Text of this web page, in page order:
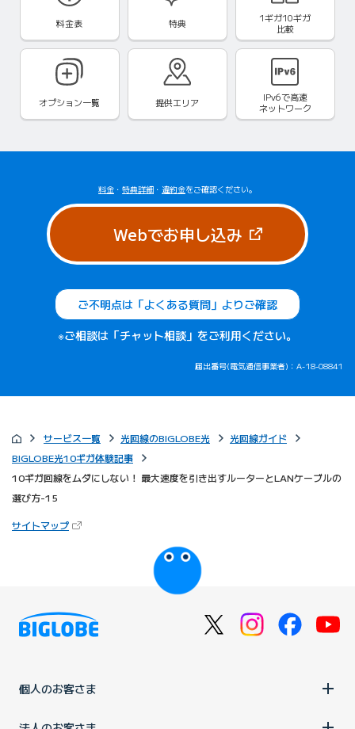
料金表 特典
1ギガ10ギガ
比較
オプション一覧 提供エリア IPv6で高速
ネットワーク
料金 ・ 特典詳細 ・ 違約金をご確認ください。
Webでお申し込み（新しいタブ
ご不明点は「よくある質問」よりご確認
※ご相談は「チャット相談」をご利用ください。
届出番号(電気通信事業者)：A-18-08841
サービス一覧 光回線のBIGLOBE光
光回線ガイド
BIGLOBE光10ギガ体験記事
10ギガ回線をムダにしない！ 最大速度を引き出すルーターとLANケーブルの
選び方-15
サイトマップ（新しいタブで開きます）
びっぷるのページ
個人のお客さま